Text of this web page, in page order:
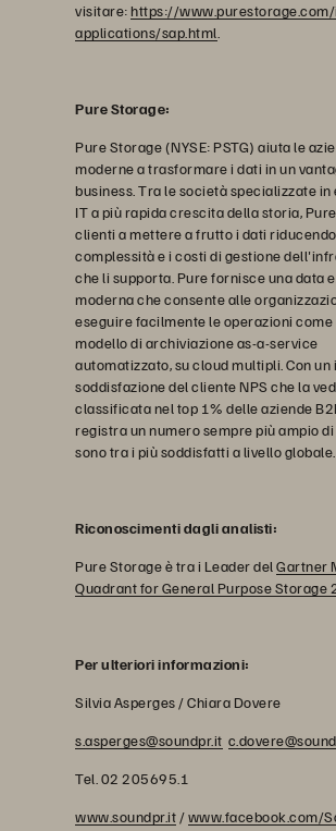
visitare:https://
applications/sap.html
Pure Storage:
Pure Storage (NYSE: PSTG) aiuta le
moderne a trasformare i dati in un
business. Tra le società specializzate
IT a più rapida crescita della storia,
clienti a mettere a frutto i dati
complessità e i costi di gestione
che li supporta. Pure fornisce una data
moderna che consente alle
eseguire facilmente le operazioni come
modello di archiviazione as-a-service
automatizzato, su cloud multipli. Con un
soddisfazione del cliente NPS che la
classificata nel top 1% delle aziende
registra un numero sempre più ampio
sono tra i più soddisfatti a livello globale.
Riconoscimenti dagli analisti:
Pure Storage è tra i Leader del Gartner
Quadrant for General Purpose Storage
Per ulteriori informazioni:
Silvia Asperges / Chiara Dovere
s.asperges@soundpr.it
Tel. 02 205695.1
www.soundpr.it /www.facebook.com/